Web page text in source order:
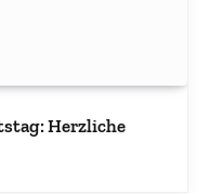
Herzliche